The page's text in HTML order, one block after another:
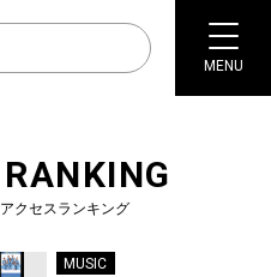
MENU
RANKING
アクセスランキング
MUSIC